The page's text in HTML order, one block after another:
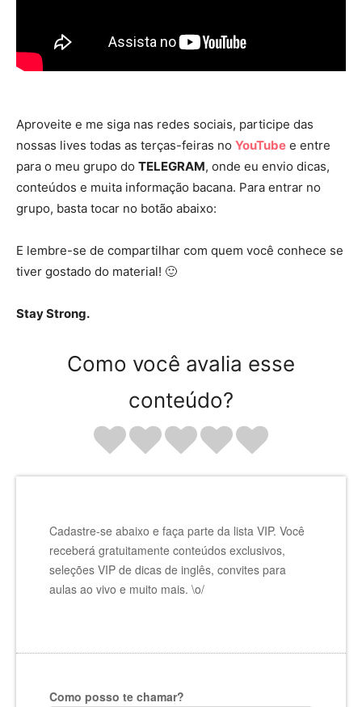
Aproveite e me siga nas redes sociais, participe das
nossas lives todas as terças-feiras no YouTube e entre
para o meu grupo do TELEGRAM, onde eu envio dicas,
conteúdos e muita informação bacana. Para entrar no
grupo, basta tocar no botão abaixo:
E lembre-se de compartilhar com quem você conhece se
tiver gostado do material! 🙂
Stay Strong.
Como você avalia esse
conteúdo?
Cadastre-se abaixo e faça parte da lista VIP. Você
receberá gratuitamente conteúdos exclusivos,
seleções VIP de dicas de inglês, convites para
aulas ao vivo e muito mais. \o/
Como posso te chamar?